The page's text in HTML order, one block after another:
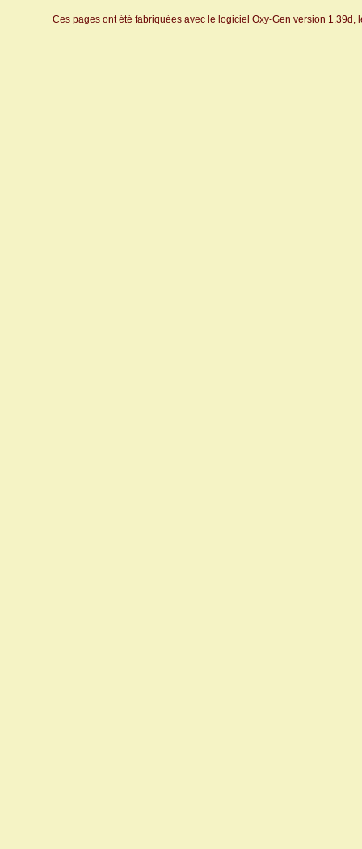
Ces pages ont été fabriquées avec le logiciel Oxy-Gen version 1.39d,